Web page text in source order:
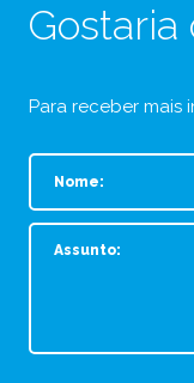
Gostaria
Para receber mais